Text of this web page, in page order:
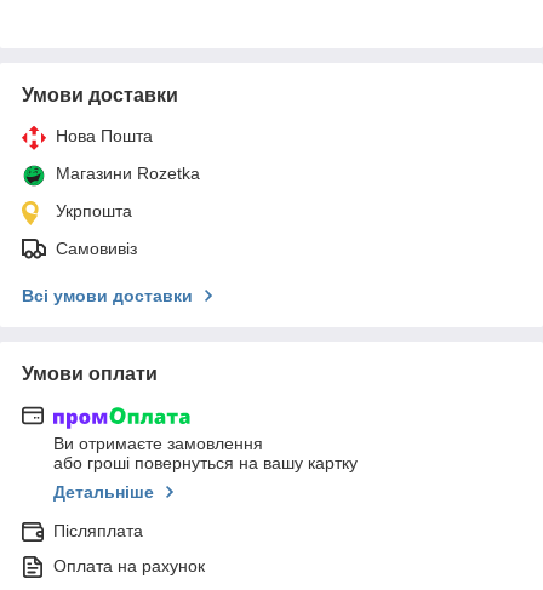
Умови доставки
Нова Пошта
Магазини Rozetka
Укрпошта
Самовивіз
Всі умови доставки
Умови оплати
Ви отримаєте замовлення
або гроші повернуться на вашу картку
Детальніше
Післяплата
Оплата на рахунок